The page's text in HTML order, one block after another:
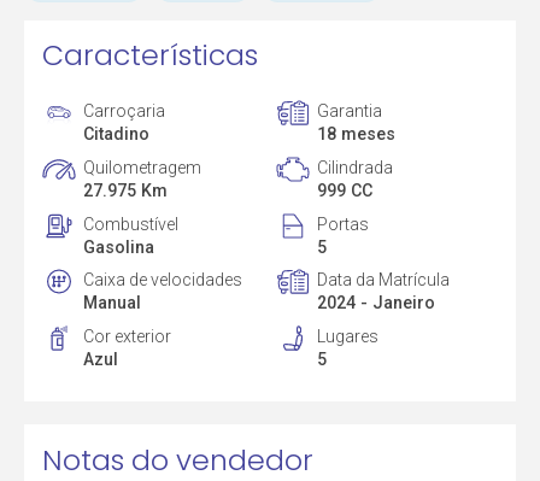
Características
Carroçaria
Citadino
Garantia
18 meses
Quilometragem
27.975 Km
Cilindrada
999 CC
Combustível
Gasolina
Portas
5
Caixa de velocidades
Manual
Data da Matrícula
2024 - Janeiro
Cor exterior
Azul
Lugares
5
Notas do vendedor